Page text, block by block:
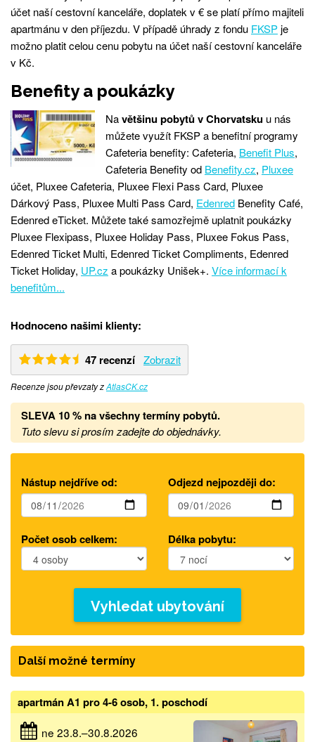
účet naší cestovní kanceláře, doplatek v € se platí přímo majiteli
apartmánu v den příjezdu. V případě úhrady z fondu FKSPje
možno platit celou cenu pobytu na účet naší cestovní kanceláře
v Kč.
Benefity a poukázky
Navětšinu pobytů v Chorvatsku u nás
můžete využít FKSP a benefitní programy
Cafeteria benefity: Cafeteria, Benefit Plus,
Cafeteria Benefity od Benefity.cz, Pluxee
účet, Pluxee Cafeteria, Pluxee Flexi Pass Card, Pluxee
Dárkový Pass, Pluxee Multi Pass Card, Edenred Benefity Café,
Edenred eTicket. Můžete také samozřejmě uplatnit poukázky
Pluxee Flexipass, Pluxee Holiday Pass, Pluxee Fokus Pass,
Edenred Ticket Multi, Edenred Ticket Compliments, Edenred
Ticket Holiday, UP.cz a poukázky Unišek+. Více informací k
benefitům...
Hodnoceno našimi klienty:
47 recenzí Zobrazit
Recenze jsou převzaty zAtlasCK.cz
SLEVA 10 % na všechny termíny pobytů.
Tuto slevu si prosím zadejte do objednávky.
Nástup nejdříve od: Odjezd nejpozději do:
Počet osob celkem: Délka pobytu:
Vyhledat ubytování
Další možné termíny
apartmán A1 pro 4-6 osob, 1. poschodí
ne 23.8.–30.8.2026